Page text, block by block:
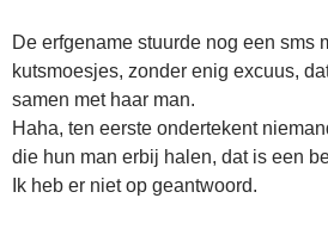
De erfgename stuurde nog een sms
kutsmoesjes, zonder enig excuus,
samen met haar man.
Haha, ten eerste ondertekent
die hun man erbij halen, dat is een
Ik heb er niet op geantwoord.